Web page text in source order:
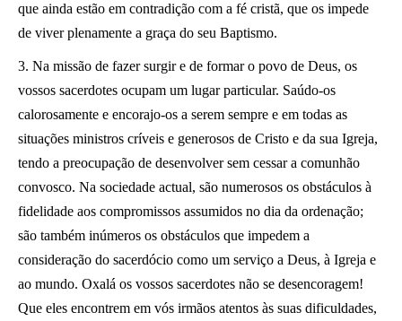
que ainda estão em contradição com a fé cristã, que os impede
de viver plenamente a graça do seu Baptismo.
3. Na missão de fazer surgir e de formar o povo de Deus, os
vossos sacerdotes ocupam um lugar particular. Saúdo-os
calorosamente e encorajo-os a serem sempre e em todas as
situações ministros críveis e generosos de Cristo e da sua Igreja,
tendo a preocupação de desenvolver sem cessar a comunhão
convosco. Na sociedade actual, são numerosos os obstáculos à
fidelidade aos compromissos assumidos no dia da ordenação;
são também inúmeros os obstáculos que impedem a
consideração do sacerdócio como um serviço a Deus, à Igreja e
ao mundo. Oxalá os vossos sacerdotes não se desencoragem!
Que eles encontrem em vós irmãos atentos às suas dificuldades,